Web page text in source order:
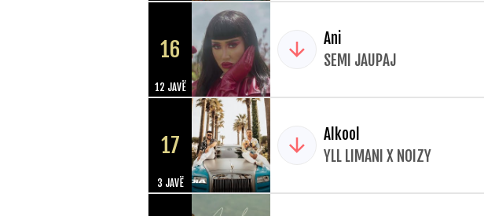
16
12 JAVË
Ani
SEMI JAUPAJ
17
3 JAVË
Alkool
YLL LIMANI X NOIZY